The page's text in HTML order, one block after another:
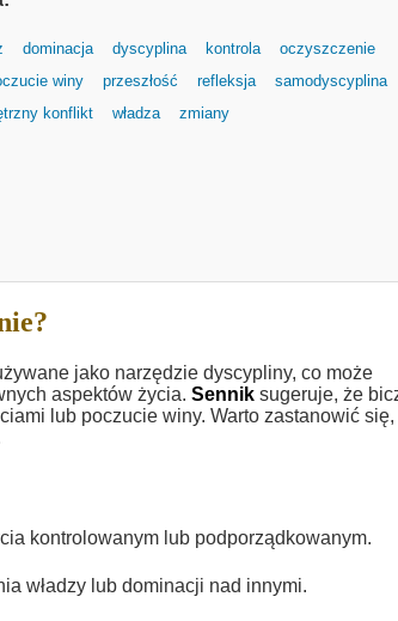
dominacja dyscyplina kontrola
oczyszczenie
winy przeszłość refleksja
samodyscyplina
konflikt władza zmiany
jako narzędzie dyscypliny, co może
aspektów życia. Sennik sugeruje, że
lub poczucie winy. Warto zastanowić
kontrolowanym lub podporządkowanym.
władzy lub dominacji nad innymi.